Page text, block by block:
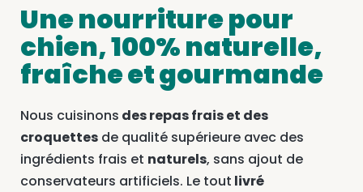
Une nourriture pour
chien, 100% naturelle,
fraîche et gourmande
Nous cuisinons des repas frais et des
croquettes de qualité supérieure avec des
ingrédients frais et naturels, sans ajout de
conservateurs artificiels. Le tout livré